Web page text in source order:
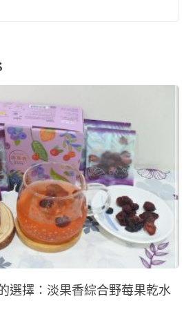
擇：淡果香綜合野莓果乾水